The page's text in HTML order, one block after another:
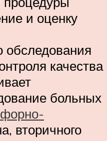
и оценку
обследования
качества
больных
вторичного